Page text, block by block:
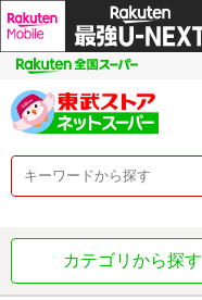
カテゴリから探す